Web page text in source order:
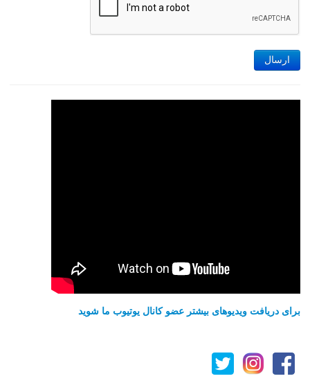
ارسال
برای دریافت ویدیوهای بیشتر عضو کانال یوتیوب ما شوید